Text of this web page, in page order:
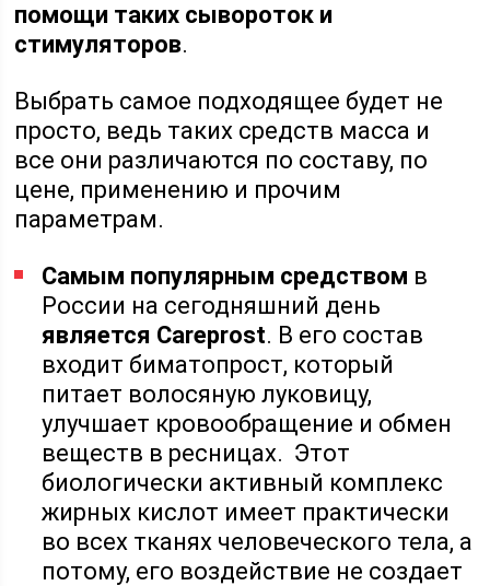
помощи таких сывороток и
стимуляторов.
Выбрать самое подходящее будет не
просто, ведь таких средств масса и
все они различаются по составу, по
цене, применению и прочим
параметрам.
Самым популярным средством в
России на сегодняшний день
является Careprost. В его состав
входит биматопрост, который
питает волосяную луковицу,
улучшает кровообращение и обмен
веществ в ресницах. Этот
биологически активный комплекс
жирных кислот имеет практически
во всех тканях человеческого тела, а
потому, его воздействие не создает